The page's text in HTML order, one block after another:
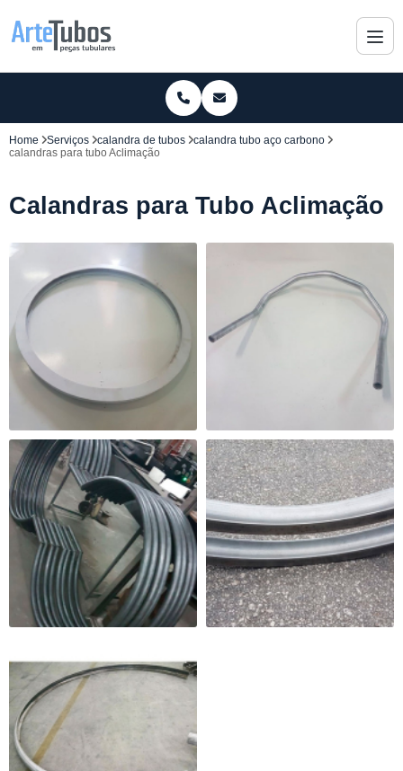
Home Serviços calandra de tubos
calandra tubo aço carbono
calandras para tubo Aclimação
Calandras para Tubo Aclimação